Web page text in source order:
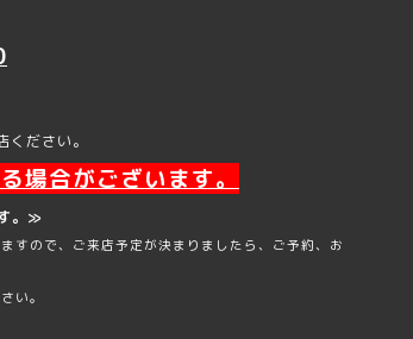
ださい。
場合がございます。
。≫
すので、ご来店予定が決まりましたら、ご予約、お
い。